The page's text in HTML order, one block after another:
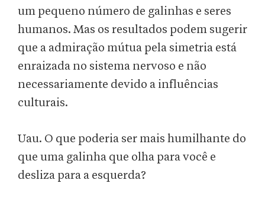
um pequeno número de galinhas e seres
humanos. Mas os resultados podem sugerir
que a admiração mútua pela simetria está
enraizada no sistema nervoso e não
necessariamente devido a influências
culturais.
Uau. O que poderia ser mais humilhante do
que uma galinha que olha para você e
desliza para a esquerda?